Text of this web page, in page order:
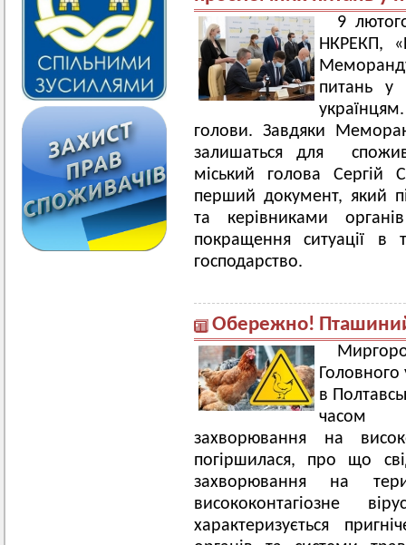
9
НКРЕКП,
питань у
голови. Завдяки
залишаться для
міський голова Сергій
перший документ, який
та керівниками
покращення ситуації в
господарство.
Обережно!
в
часом
захворювання на
погіршилася, про що
захворювання на
висококонтагіозне
характеризується